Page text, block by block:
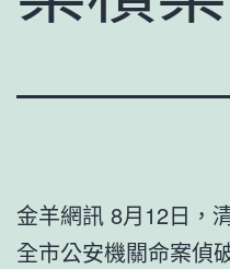
金羊網訊 8月12日，
全市公安機關命案偵